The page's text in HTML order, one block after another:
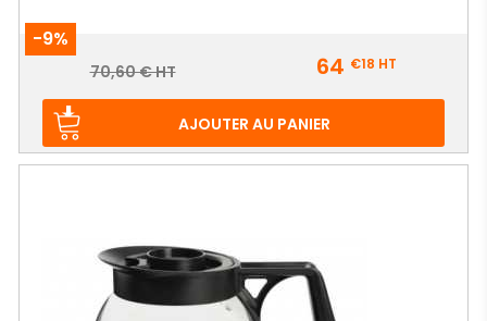
-9%
Prix
Prix
70,60 € HT 64 €18 HT
AJOUTER AU PANIER